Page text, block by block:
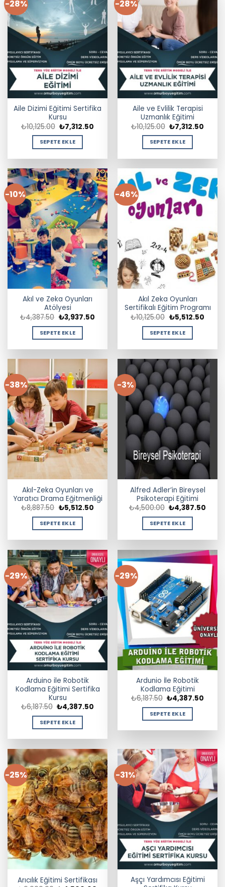
-28%
Aile Dizimi Eğitimi Sertifika
Kursu
₺10,125.00 Orijinal
fiyat:
₺10,125.00.
₺7,312.50
SEPETE EKLE
-28%
Aile ve Evlilik Terapisi
Uzmanlık Eğitimi
₺10,125.00 Orijinal
fiyat:
₺10,125.00.
₺7,312.50
SEPETE EKLE
-10%
Akıl ve Zeka Oyunları
Atölyesi
₺4,387.50 Orijinal
fiyat:
₺4,387.50.
₺3,937.50Şu
SEPETE EKLE
-46%
Akıl Zeka Oyunları
Sertifikalı Eğitim Programı
₺10,125.00 Orijinal
fiyat:
₺10,125.00.
₺5,512.50Şu
SEPETE EKLE
-38%
Akıl-Zeka Oyunları ve
Yaratıcı Drama Eğitmenliği
₺8,887.50 Orijinal
fiyat:
₺8,887.50.
₺5,512.50Şu
SEPETE EKLE
-3%
Alfred Adler’in Bireysel
Psikoterapi Eğitimi
₺4,500.00 Orijinal
fiyat:
₺4,500.00.
₺4,387.50
SEPETE EKLE
-29%
Arduino ile Robotik
Kodlama Eğitimi Sertifika
Kursu
₺6,187.50 Orijinal
fiyat:
₺6,187.50.
₺4,387.50
SEPETE EKLE
-29%
Ardunio İle Robotik
Kodlama Eğitimi
₺6,187.50 Orijinal
fiyat:
₺6,187.50.
₺4,387.50
SEPETE EKLE
-25%
Arıcılık Eğitimi Sertifikası
-31%
Aşçı Yardımcısı Eğitimi